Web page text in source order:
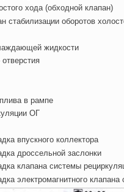
хода (обходной клапан)
стабилизации оборотов
жидкости
в рампе
ОГ
впускного коллектора
дроссельной заслонки
клапана системы
электромагнитного клапана